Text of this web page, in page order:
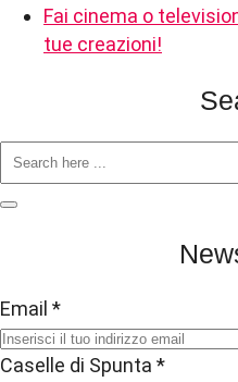
Fai cinema o
tue creazioni!
Email *
Caselle di Spunta *